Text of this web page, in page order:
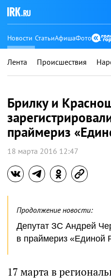
Новости СтатьиАфишаФото
Лента Происшествия
Брилку и
праймериз
18 марта 2016 12:47
Продолжение новости:
Депутат ЗС Андрей
в праймериз «Единой
17 марта в